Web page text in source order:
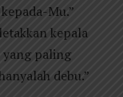
Mu.”
kepala
paling
debu.”